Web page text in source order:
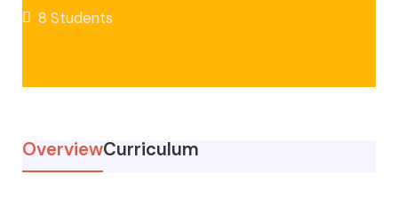
8 Students
OverviewCurriculum